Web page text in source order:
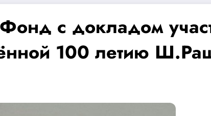
с докладом
100 летию